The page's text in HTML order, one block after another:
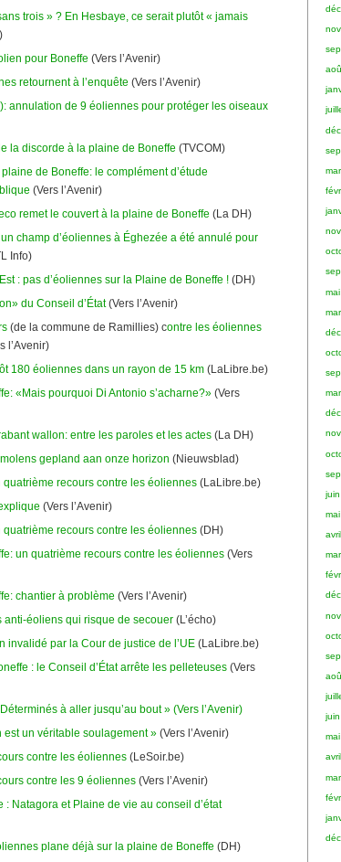
trois » ? En Hesbaye, ce serait plutôt « jamais
pour Boneffe (Vers l’Avenir)
retournent à l’enquête (Vers l’Avenir)
annulation de 9 éoliennes pour protéger les oiseaux
la discorde à la plaine de Boneffe (TVCOM)
de Boneffe: le complément d’étude
(Vers l’Avenir)
remet le couvert à la plaine de Boneffe (La DH)
champ d’éoliennes à Éghezée a été annulé pour
Info)
: pas d’éoliennes sur la Plaine de Boneffe ! (DH)
du Conseil d’État(Vers l’Avenir)
(de la commune de Ramillies) contre les éoliennes
l’Avenir)
180 éoliennes dans un rayon de 15 km (LaLibre.be)
«Mais pourquoi Di Antonio s’acharne?» (Vers
wallon: entre les paroles et les actes (La DH)
gepland aan onze horizon (Nieuwsblad)
quatrième recours contre les éoliennes (LaLibre.be)
(Vers l’Avenir)
quatrième recours contre les éoliennes (DH)
un quatrième recours contre les éoliennes (Vers
chantier à problème (Vers l’Avenir)
anti-éoliens qui risque de secouer (L’écho)
invalidé par la Cour de justice de l’UE (LaLibre.be)
: le Conseil d’État arrête les pelleteuses (Vers
à aller jusqu’au bout » (Vers l’Avenir)
est un véritable soulagement » (Vers l’Avenir)
contre les éoliennes (LeSoir.be)
contre les 9 éoliennes (Vers l’Avenir)
: Natagora et Plaine de vie au conseil d’état
plane déjà sur la plaine de Boneffe (DH)